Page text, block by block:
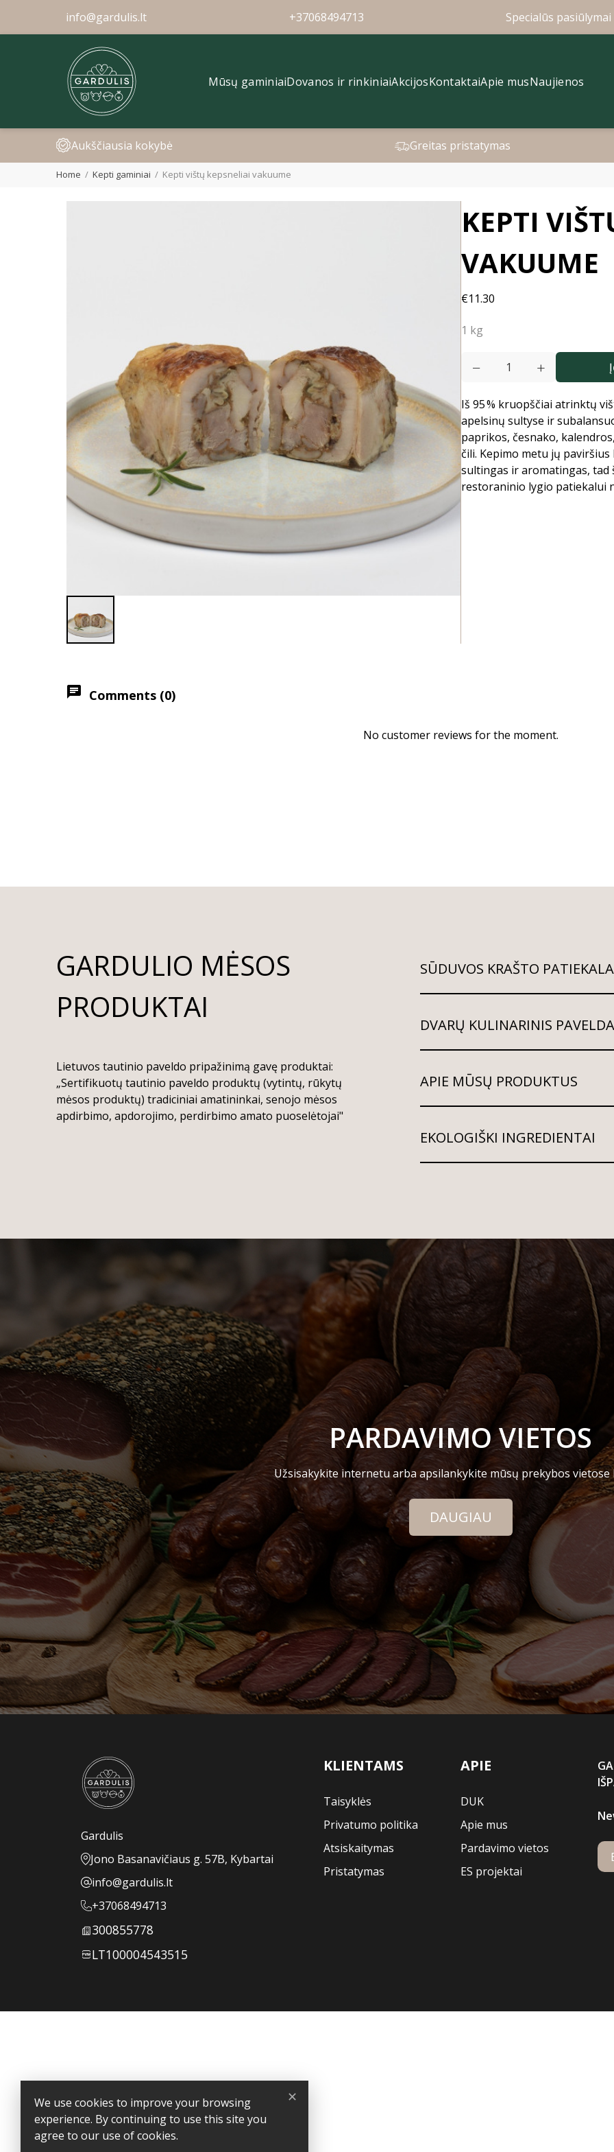
✕
We use cookies to improve your browsing
experience. By continuing to use this site you
agree to our use of cookies.
info@gardulis.lt +37068494713 Specialūs
Mūsų gaminiaiDovanos ir rinkiniaiAkcijosKontaktaiApie musNaujienos
Aukščiausia kokybė Greitas pristatymas
Home Kepti gaminiai Kepti vištų kepsneliai vakuume
KEPTI
VAKUUME
€11.30
1 kg
Iš 95 % kruopščiai atrinktų
apelsinų sultyse ir
paprikos, česnako,
čili. Kepimo metu jų
sultingas ir aromatingas,
restoraninio lygio patiekalui
chat Comments (0)
No customer reviews for the moment.
GARDULIO MĖSOS
PRODUKTAI
Lietuvos tautinio paveldo pripažinimą gavę produktai:
„Sertifikuotų tautinio paveldo produktų (vytintų, rūkytų
mėsos produktų) tradiciniai amatininkai, senojo mėsos
apdirbimo, apdorojimo, perdirbimo amato puoselėtojai"
SŪDUVOS KRAŠTO
DVARŲ KULINARINIS
APIE MŪSŲ PRODUKTUS
EKOLOGIŠKI INGREDIENTAI
PARDAVIMO VIETOS
Užsisakykite internetu arba apsilankykite mūsų prekybos vietose
DAUGIAU
Gardulis
Jono Basanavičiaus g. 57B, Kybartai
info@gardulis.lt
+37068494713
300855778
LT100004543515
KLIENTAMS
Taisyklės
Privatumo politika
Atsiskaitymas
Pristatymas
APIE
DUK
Apie mus
Pardavimo vietos
ES projektai
Store information
Gardulis
Specialūs pasiūlymai verslo dovanoms – išskirtinei Jūsų partnerystei.
Jono Basanavičiaus g. 57B, Kybartai